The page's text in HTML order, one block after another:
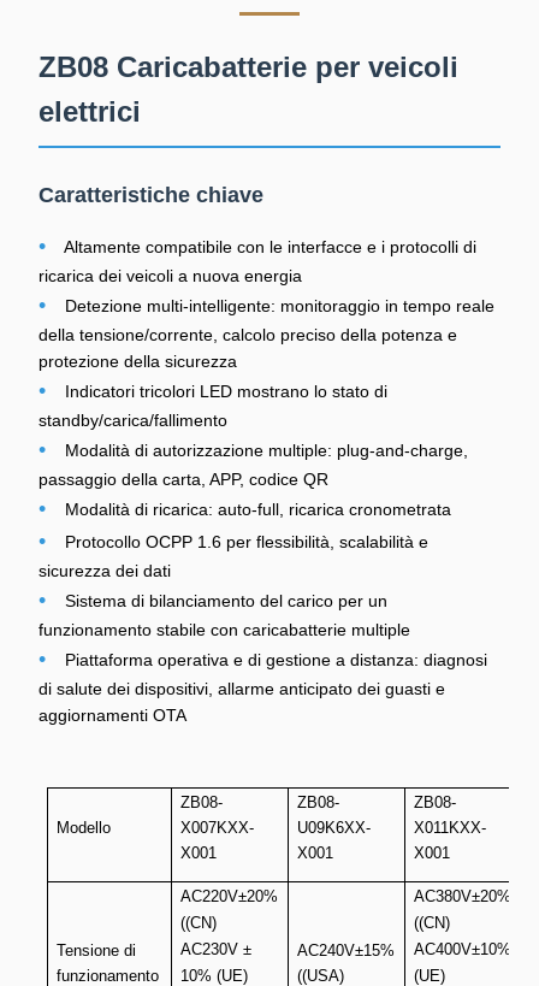
ZB08 Caricabatterie per veicoli
elettrici
Caratteristiche chiave
•
Altamente compatibile con le interfacce e i protocolli di
ricarica dei veicoli a nuova energia
•
Detezione multi-intelligente: monitoraggio in tempo reale
della tensione/corrente, calcolo preciso della potenza e
protezione della sicurezza
•
Indicatori tricolori LED mostrano lo stato di
standby/carica/fallimento
•
Modalità di autorizzazione multiple: plug-and-charge,
passaggio della carta, APP, codice QR
• Modalità di ricarica: auto-full, ricarica cronometrata
•
Protocollo OCPP 1.6 per flessibilità, scalabilità e
sicurezza dei dati
•
Sistema di bilanciamento del carico per un
funzionamento stabile con caricabatterie multiple
•
Piattaforma operativa e di gestione a distanza: diagnosi
di salute dei dispositivi, allarme anticipato dei guasti e
aggiornamenti OTA
Modello
ZB08-
X007KXX-
X001
ZB08-
U09K6XX-
X001
ZB08-
X011KXX-
X001
Tensione di
funzionamento
AC220V±20%
((CN)
AC230V ±
10% (UE)
AC240V±15%
((USA)
AC380V±20%
((CN)
AC400V±10%
(UE)